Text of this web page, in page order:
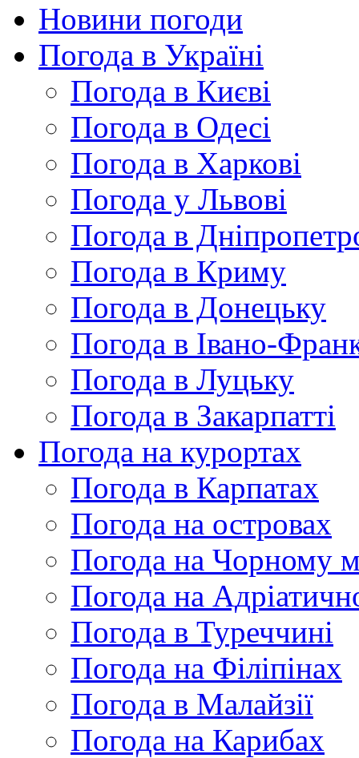
Новини погоди
Погода в Україні
Погода в Києві
Погода в Одесі
Погода в Харкові
Погода у Львові
Погода в
Погода в Криму
Погода в Донецьку
Погода в Івано-
Погода в Луцьку
Погода в Закарпатті
Погода на курортах
Погода в Карпатах
Погода на островах
Погода на Чорному
Погода на
Погода в Туреччині
Погода на Філіпінах
Погода в Малайзії
Погода на Карибах